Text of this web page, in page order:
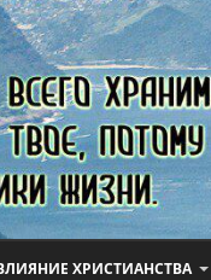
ХРИСТИАНСТВА